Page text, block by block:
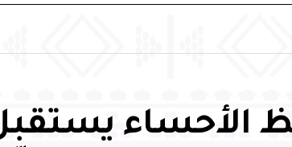
الأحساء